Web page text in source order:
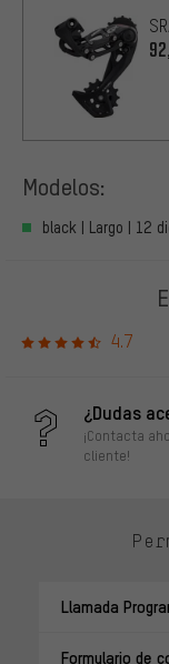
Modelos:
black | Largo | 12
4.7
¿Dudas
¡Contacta
cliente!
Llamada
Formulario de